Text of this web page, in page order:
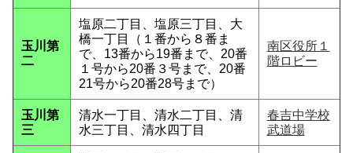
玉川第
二
塩原二丁目、塩原三丁目、大
橋一丁目（１番から８番ま
で、13番から19番まで、20番
１号から20番３号まで、20番
21号から20番28号まで）
南区役所１
階ロビー
玉川第
三
清水一丁目、清水二丁目、清
水三丁目、清水四丁目
春吉中学校
武道場